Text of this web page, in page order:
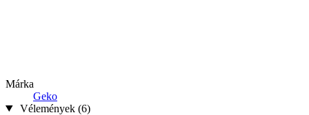
Márka
Geko
Vélemények (6)